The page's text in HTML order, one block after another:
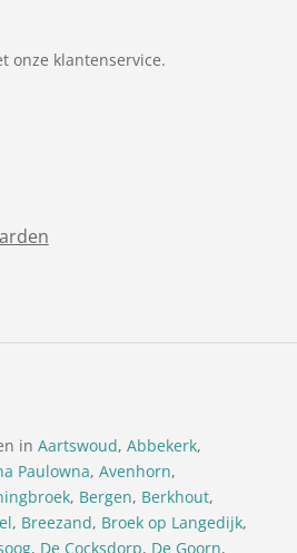
onze klantenservice.
in Aartswoud, Abbekerk,
Paulowna, Avenhorn,
, Bergen, Berkhout,
, Breezand, Broek op Langedijk,
, De Cocksdorp, De Goorn,